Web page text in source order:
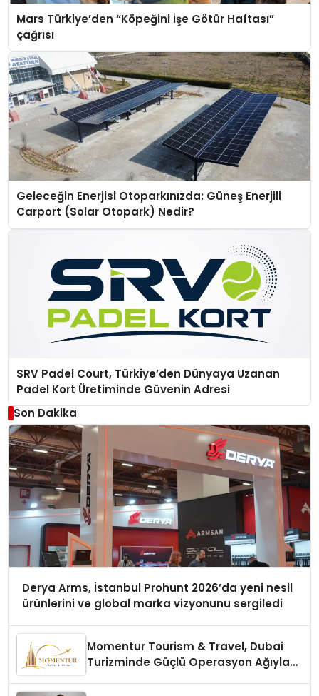
Mars Türkiye’den “Köpeğini İşe Götür Haftası”
çağrısı
Geleceğin Enerjisi Otoparkınızda: Güneş Enerjili
Carport (Solar Otopark) Nedir?
SRV Padel Court, Türkiye’den Dünyaya Uzanan
Padel Kort Üretiminde Güvenin Adresi
Son Dakika
Derya Arms, İstanbul Prohunt 2026’da yeni nesil
ürünlerini ve global marka vizyonunu sergiledi
Momentur Tourism & Travel, Dubai
Turizminde Güçlü Operasyon Ağıyla